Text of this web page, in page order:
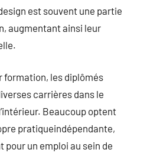
est souvent une partie
augmentant ainsi leur
formation, les diplômés
carrières dans le
Beaucoup optent
pratiqueindépendante,
pour un emploi au sein de